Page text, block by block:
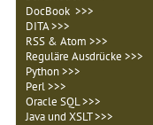
DocBook >>>
DITA >>>
RSS & Atom >>>
Reguläre Ausdrücke >>>
Python >>>
Perl >>>
Oracle SQL >>>
Java und XSLT >>>